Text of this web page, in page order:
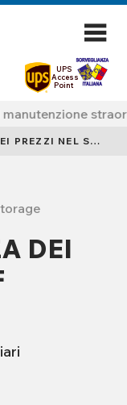
UPS
Access
Point
NEL SELF STORAGE
DEI